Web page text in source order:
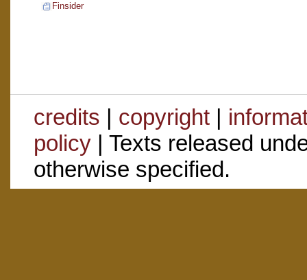
Finsider
credits | copyright|
policy| Texts released
otherwise specified.